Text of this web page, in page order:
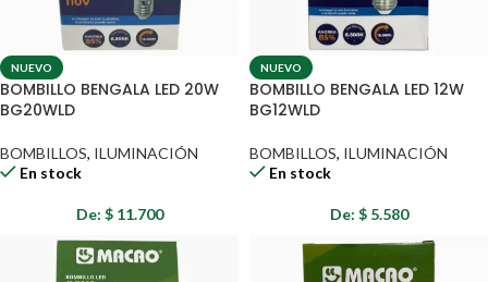
NUEVO
BOMBILLO BENGALA LED 20W
BG20WLD
BOMBILLOS, ILUMINACIÓN
En stock
De: $11.700
NUEVO
BOMBILLO BENGALA LED 12W
BG12WLD
BOMBILLOS, ILUMINACIÓN
En stock
De: $5.580